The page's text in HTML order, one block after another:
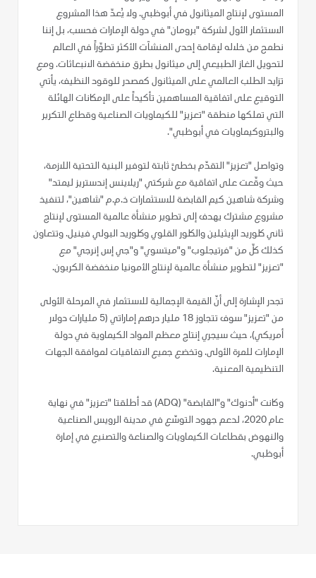
المستوى لإنتاج الميثانول في أبوظبي. ولا يُعدّ هذا المشروع
الاستثمار الأول لشركة "برومان" في دولة الإمارات فحسب، بل إننا
نطمح من خلاله لإقامة إحدى المنشآت الأكثر تطوّراً في العالم
لتحويل الغاز الطبيعي إلى ميثانول بطرق منخفضة الانبعاثات. ومع
تزايد الطلب العالمي على الميثانول كمصدر للوقود النظيف، يأتي
التوقيع على اتفاقية المساهمين تأكيداً على الإمكانات الهائلة
التي تملكها منطقة "تعزيز" للكيماويات الصناعية وقطاع التكرير
والبتروكيماويات في أبوظبي".
وتواصل "تعزيز" التقدّم بخطىً ثابتة لتوفير البنية التحتية اللازمة،
حيث وقّعت على اتفاقية مع شركتي "ريلاينس إندستريز ليمتد"
وشركة شاهين كيم القابضة للاستثمارات ذ.م.م "شاهين"، لتنفيذ
مشروع مشترك يهدف إلى تطوير منشأة عالمية المستوى لإنتاج
ثاني كلوريد الإيثيلين والكلور القلوي وكلوريد البولي فينيل. وتتعاون
كذلك كلّ من "فرتيجلوب" و"ميتسوي" و"جي إس إنرجي" مع
"تعزيز" لتطوير منشأة عالمية لإنتاج الأمونيا منخفضة الكربون.
تجدر الإشارة إلى أنّ القيمة الإجمالية للاستثمار في المرحلة الأولى
من "تعزيز" سوف تتجاوز 18 مليار درهم إماراتي (5 مليارات دولار
أمريكي)، حيث سيجري إنتاج معظم المواد الكيماوية في دولة
الإمارات للمرة الأولى. وتخضع جميع الاتفاقيات لموافقة الجهات
التنظيمية المعنية.
وكانت "أدنوك" و"القابضة" (ADQ) قد أطلقتا "تعزيز" في نهاية
عام 2020، لدعم جهود التوسّع في مدينة الرويس الصناعية
والنهوض بقطاعات الكيماويات والصناعة والتصنيع في إمارة
أبوظبي.